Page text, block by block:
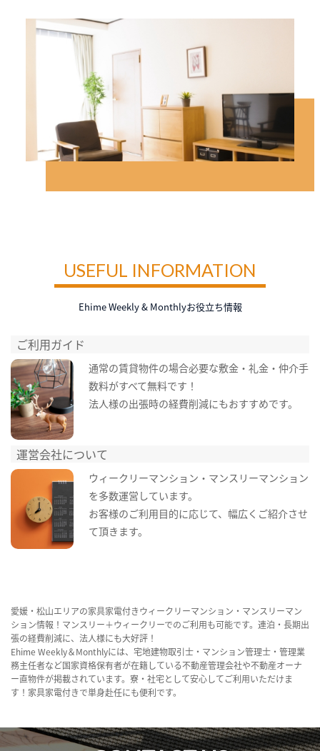
USEFUL INFORMATION
Ehime Weekly & Monthlyお役立ち情報
ご利用ガイド
通常の賃貸物件の場合必要な敷金・礼金・仲介手
数料がすべて無料です！
法人様の出張時の経費削減にもおすすめです。
運営会社について
ウィークリーマンション・マンスリーマンション
を多数運営しています。
お客様のご利用目的に応じて、幅広くご紹介させ
て頂きます。
愛媛・松山エリアの家具家電付きウィークリーマンション・マンスリーマン
ション情報！マンスリー＋ウィークリーでのご利用も可能です。連泊・長期出
張の経費削減に、法人様にも大好評！
Ehime Weekly＆Monthlyには、宅地建物取引士・マンション管理士・管理業
務主任者など国家資格保有者が在籍している不動産管理会社や不動産オーナ
ー直物件が掲載されています。寮・社宅として安心してご利用いただけま
す！家具家電付きで単身赴任にも便利です。